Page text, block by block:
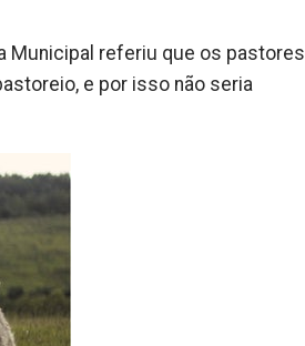
Municipal referiu que os pastores
e por isso não seria